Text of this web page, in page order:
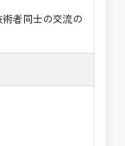
者同士の交流の